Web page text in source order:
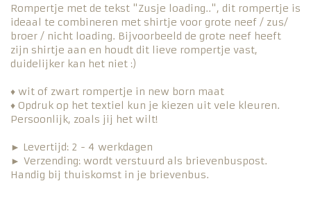
Rompertje met de tekst "Zusje loading..", dit rompertje is
ideaal te combineren met shirtje voor grote neef / zus/
broer / nicht loading. Bijvoorbeeld de grote neef heeft
zijn shirtje aan en houdt dit lieve rompertje vast,
duidelijker kan het niet :)
♦ wit of zwart rompertje in new born maat
♦ Opdruk op het textiel kun je kiezen uit vele kleuren.
Persoonlijk, zoals jij het wilt!
► Levertijd: 2 - 4 werkdagen
► Verzending: wordt verstuurd als brievenbuspost.
Handig bij thuiskomst in je brievenbus.